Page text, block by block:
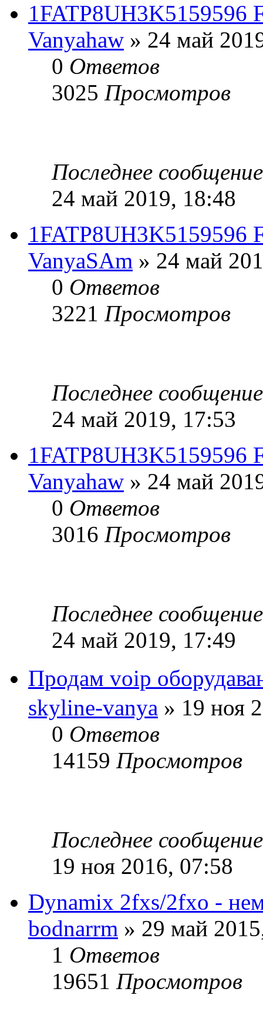
1FATP8UH3K5159596
Vanyahaw » 24 май
0 Ответов
3025 Просмотров
Последнее
24 май 2019, 18:48
1FATP8UH3K5159596
VanyaSAm » 24 май
0 Ответов
3221 Просмотров
Последнее
24 май 2019, 17:53
1FATP8UH3K5159596
Vanyahaw » 24 май
0 Ответов
3016 Просмотров
Последнее
24 май 2019, 17:49
Продам voip
skyline-vanya » 19 ноя
0 Ответов
14159 Просмотров
Последнее
19 ноя 2016, 07:58
Dynamix 2fxs/2fxo -
bodnarrm » 29 май
1 Ответов
19651 Просмотров